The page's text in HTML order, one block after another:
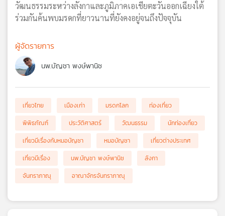
วัฒนธรรมระหว่างลังกาและภูมิภาคเอเชียตะวันออกเฉียงใต้
ร่วมกันค้นพบมรดกที่ยาวนานที่ยังคงอยู่จนถึงปัจจุบัน
ผู้จัดรายการ
นพ.บัญชา พงษ์พานิช
เที่ยวไทย เมืองเก่า มรดกโลก
ท่องเที่ยว
พิพิธภัณฑ์
ประวัติศาสตร์ วัฒนธรรม
นักท่องเที่ยว
เที่ยวมีเรื่องกับหมอบัญชา
หมอบัญชา
เที่ยวต่างประเทศ
เที่ยวมีเรื่อง
นพ.บัญชา พงษ์พานิช
ลังกา
จันทราภาณุ
อาณาจักรจันทราภาณุ